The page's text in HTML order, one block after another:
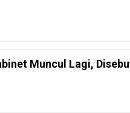
Muncul Lagi,